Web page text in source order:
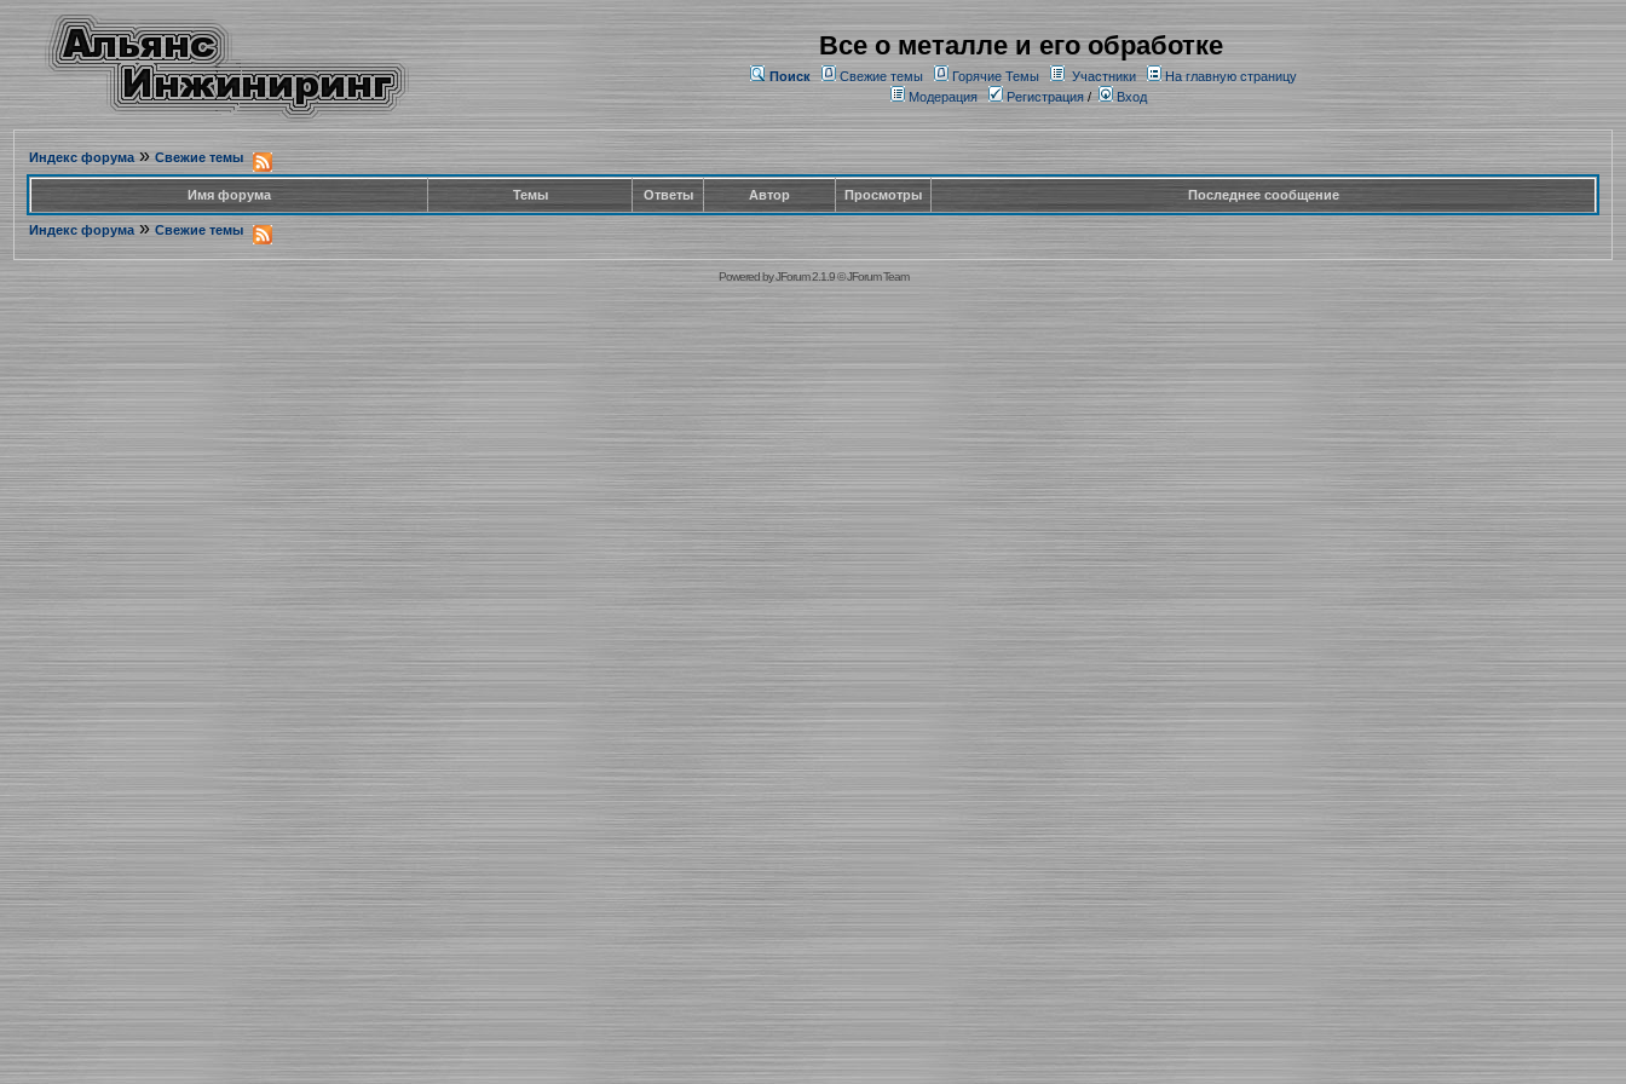
Все о металле и его обработке
Поиск Свежие темы Горячие Темы Участники
На главную страницу
Модерация
Регистрация/ Вход
Индекс форума» Свежие темы
Имя форума Темы Ответы Автор Просмотры Последнее сообщение
Индекс форума » Свежие темы
Powered byJForum 2.1.9©JForum Team